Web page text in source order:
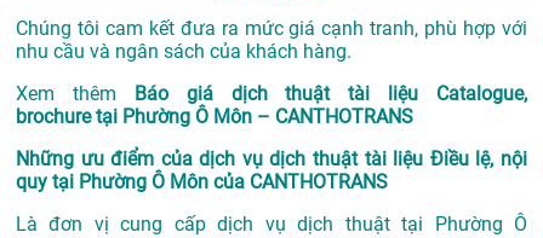
Chúng tôi cam kết đưa ra mức giá cạnh tranh, phù hợp với
nhu cầu và ngân sách của khách hàng.
Xem thêm
Báo giá dịch thuật tài liệu Catalogue,
brochure tại Phường Ô Môn – CANTHOTRANS
Những ưu điểm của dịch vụ dịch thuật tài liệu Điều lệ, nội
quy tại Phường Ô Môn của CANTHOTRANS
Là đơn vị cung cấp dịch vụdịch thuật tại Phường Ô